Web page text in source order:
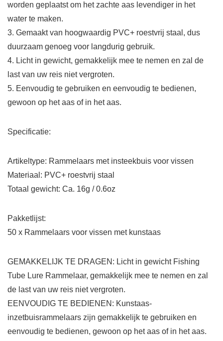
worden geplaatst om het zachte aas levendiger in het
water te maken.
3. Gemaakt van hoogwaardig PVC+ roestvrij staal, dus
duurzaam genoeg voor langdurig gebruik.
4. Licht in gewicht, gemakkelijk mee te nemen en zal de
last van uw reis niet vergroten.
5. Eenvoudig te gebruiken en eenvoudig te bedienen,
gewoon op het aas of in het aas.
Specificatie:
Artikeltype: Rammelaars met insteekbuis voor vissen
Materiaal: PVC+ roestvrij staal
Totaal gewicht: Ca. 16g / 0.6oz
Pakketlijst:
50 x Rammelaars voor vissen met kunstaas
GEMAKKELIJK TE DRAGEN: Licht in gewicht Fishing
Tube Lure Rammelaar, gemakkelijk mee te nemen en zal
de last van uw reis niet vergroten.
EENVOUDIG TE BEDIENEN: Kunstaas-
inzetbuisrammelaars zijn gemakkelijk te gebruiken en
eenvoudig te bedienen, gewoon op het aas of in het aas.